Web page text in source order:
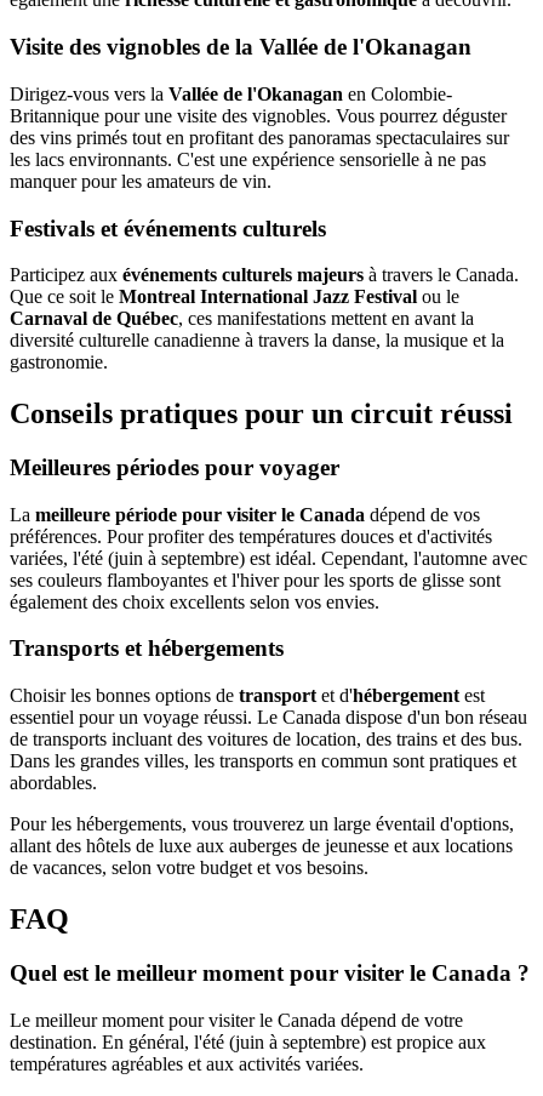
Visite des vignobles de la Vallée de l'Okanagan
Dirigez-vous vers la Vallée de l'Okanagan en Colombie-
Britannique pour une visite des vignobles. Vous pourrez déguster
des vins primés tout en profitant des panoramas spectaculaires sur
les lacs environnants. C'est une expérience sensorielle à ne pas
manquer pour les amateurs de vin.
Festivals et événements culturels
Participez aux événements culturels majeurs à travers le Canada.
Que ce soit le Montreal International Jazz Festival ou le
Carnaval de Québec, ces manifestations mettent en avant la
diversité culturelle canadienne à travers la danse, la musique et la
gastronomie.
Conseils pratiques pour un circuit réussi
Meilleures périodes pour voyager
La meilleure période pour visiter le Canada dépend de vos
préférences. Pour profiter des températures douces et d'activités
variées, l'été (juin à septembre) est idéal. Cependant, l'automne avec
ses couleurs flamboyantes et l'hiver pour les sports de glisse sont
également des choix excellents selon vos envies.
Transports et hébergements
Choisir les bonnes options de transport et d'hébergement est
essentiel pour un voyage réussi. Le Canada dispose d'un bon réseau
de transports incluant des voitures de location, des trains et des bus.
Dans les grandes villes, les transports en commun sont pratiques et
abordables.
Pour les hébergements, vous trouverez un large éventail d'options,
allant des hôtels de luxe aux auberges de jeunesse et aux locations
de vacances, selon votre budget et vos besoins.
FAQ
Quel est le meilleur moment pour visiter le Canada ?
Le meilleur moment pour visiter le Canada dépend de votre
destination. En général, l'été (juin à septembre) est propice aux
températures agréables et aux activités variées.